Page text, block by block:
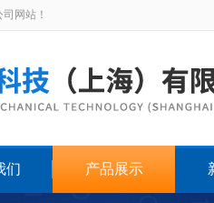
网站！
们 产品展示